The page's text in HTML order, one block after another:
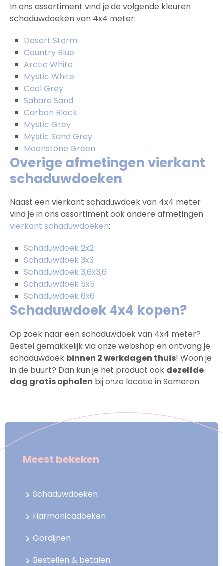
In ons assortiment vind je de volgende kleuren
schaduwdoeken van 4x4 meter:
Desert Storm
Country Blue
Arctic White
Mystic White
Cool Grey
Sahara Sand
Carbon Black
Mystic Grey
Mystic Sand Grey
Moonstone Green
Overige afmetingen vierkant
schaduwdoeken
Naast een vierkant schaduwdoek van 4x4 meter
vind je in ons assortiment ook andere afmetingen
vierkant schaduwdoeken:
Schaduwdoek 2x2
Schaduwdoek 3x3
Schaduwdoek 3,6x3,6
Schaduwdoek 5x5
Schaduwdoek 6x6
Schaduwdoek 4x4 kopen?
Op zoek naar een schaduwdoek van 4x4 meter?
Bestel gemakkelijk via onze webshop en ontvang je
schaduwdoek binnen 2 werkdagen thuis! Woon je
in de buurt? Dan kun je het product ook dezelfde
dag gratis ophalen bij onze locatie in Someren.
Meest bekeken
Schaduwdoeken
Harmonicadoeken
Gordijnen
Bestellen & betalen